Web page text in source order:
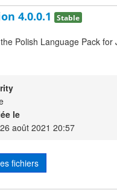
4.0.0.1 Stable
Polish Language Pack for
le
août 2021 20:57
fichiers